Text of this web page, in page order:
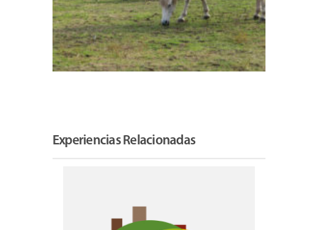
Experiencias Relacionadas